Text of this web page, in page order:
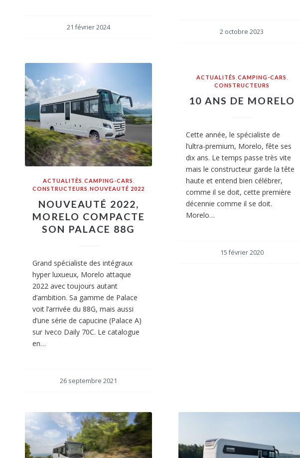
21 février 2024
2 octobre 2023
ACTUALITÉS ,CAMPING-CARS
CONSTRUCTEURS ,NOUVEAUTÉ 2022
NOUVEAUTÉ 2022,
MORELO COMPACTE
SON PALACE 88G
Grand spécialiste des intégraux
hyper luxueux, Morelo attaque
2022 avec toujours autant
d’ambition. Sa gamme de Palace
voit l’arrivée du 88G, mais aussi
d’une série de capucine (Palace A)
sur Iveco Daily 70C. Le catalogue
en…
26 septembre 2021
ACTUALITÉS CAMPING-CARS
CONSTRUCTEURS
10 ANS DE MORELO
Cette année, le spécialiste de
l’ultra-premium, Morelo, fête ses
dix ans. Le temps passe très vite
mais le constructeur garde la tête
haute et entend bien célébrer,
comme il se doit, cette première
décennie comme il se doit.
Morelo…
15 février 2020